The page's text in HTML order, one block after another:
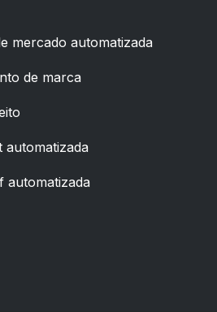
mercado automatizada
de marca
automatizada
automatizada